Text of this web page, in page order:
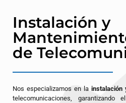
Instalación y
de
Nos especializamos en la instalación
telecomunicaciones,